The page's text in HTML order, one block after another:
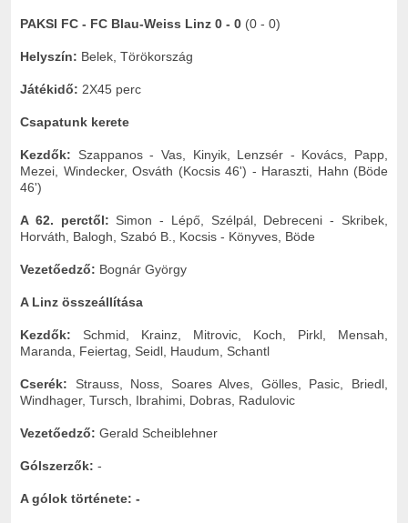
PAKSI FC - FC Blau-Weiss Linz 0 - 0 (0 - 0)
Helyszín: Belek, Törökország
Játékidő: 2X45 perc
Csapatunk kerete
Kezdők: Szappanos - Vas, Kinyik, Lenzsér - Kovács, Papp,
Mezei, Windecker, Osváth (Kocsis 46') - Haraszti, Hahn (Böde
46')
A 62. perctől: Simon - Lépő, Szélpál, Debreceni - Skribek,
Horváth, Balogh, Szabó B., Kocsis - Könyves, Böde
Vezetőedző: Bognár György
A Linz összeállítása
Kezdők: Schmid, Krainz, Mitrovic, Koch, Pirkl, Mensah,
Maranda, Feiertag, Seidl, Haudum, Schantl
Cserék: Strauss, Noss, Soares Alves, Gölles, Pasic, Briedl,
Windhager, Tursch, Ibrahimi, Dobras, Radulovic
Vezetőedző: Gerald Scheiblehner
Gólszerzők: -
A gólok története: -